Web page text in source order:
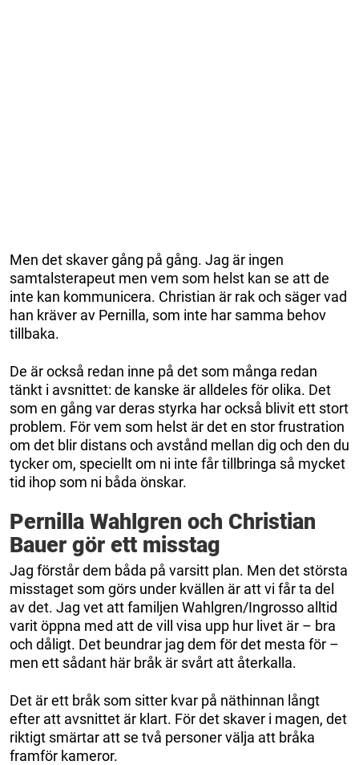
Men det skaver gång på gång. Jag är ingen
samtalsterapeut men vem som helst kan se att de
inte kan kommunicera. Christian är rak och säger vad
han kräver av Pernilla, som inte har samma behov
tillbaka.
De är också redan inne på det som många redan
tänkt i avsnittet: de kanske är alldeles för olika. Det
som en gång var deras styrka har också blivit ett stort
problem. För vem som helst är det en stor frustration
om det blir distans och avstånd mellan dig och den du
tycker om, speciellt om ni inte får tillbringa så mycket
tid ihop som ni båda önskar.
Pernilla Wahlgren och Christian
Bauer gör ett misstag
Jag förstår dem båda på varsitt plan. Men det största
misstaget som görs under kvällen är att vi får ta del
av det. Jag vet att familjen Wahlgren/Ingrosso alltid
varit öppna med att de vill visa upp hur livet är – bra
och dåligt. Det beundrar jag dem för det mesta för –
men ett sådant här bråk är svårt att återkalla.
Det är ett bråk som sitter kvar på näthinnan långt
efter att avsnittet är klart. För det skaver i magen, det
riktigt smärtar att se två personer välja att bråka
framför kameror.